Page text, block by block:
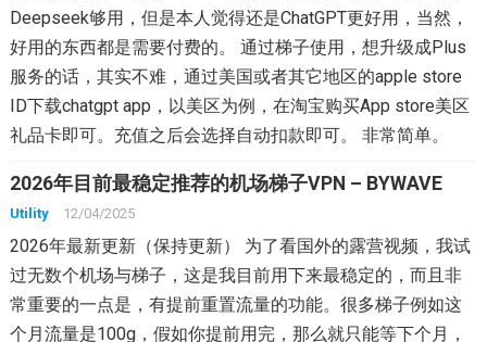
Deepseek够用，但是本人觉得还是ChatGPT更好用，当然，
好用的东西都是需要付费的。 通过梯子使用，想升级成Plus
服务的话，其实不难，通过美国或者其它地区的apple store
ID下载chatgpt app，以美区为例，在淘宝购买App store美区
礼品卡即可。充值之后会选择自动扣款即可。 非常简单。
2026年目前最稳定推荐的机场梯子VPN – BYWAVE
Utility 12/04/2025
2026年最新更新（保持更新） 为了看国外的露营视频，我试
过无数个机场与梯子，这是我目前用下来最稳定的，而且非
常重要的一点是，有提前重置流量的功能。很多梯子例如这
个月流量是100g，假如你提前用完，那么就只能等下个月，